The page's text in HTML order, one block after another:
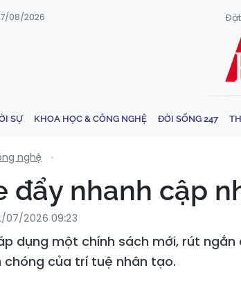
08/2026
SỰ KHOA HỌC & CÔNG NGHỆ ĐỜI SỐNG 247
nghệ
đẩy nhanh cập
07/2026 09:23
dụng một chính sách mới, rút
chóng của trí tuệ nhân tạo.